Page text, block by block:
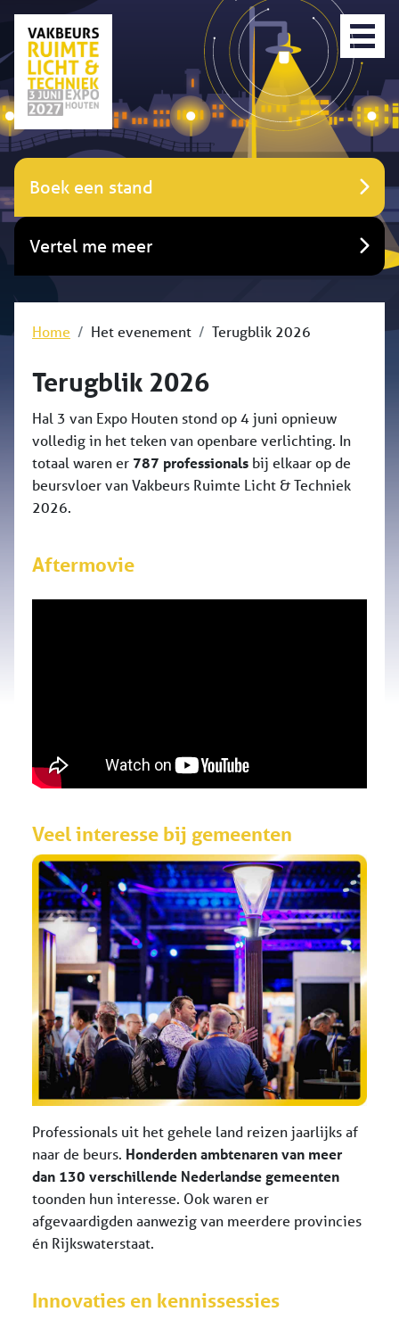
Boek een stand
Vertel me meer
Home Het evenement Terugblik 2026
Terugblik 2026
Hal 3 van Expo Houten stond op 4 juni opnieuw
volledig in het teken van openbare verlichting. In
totaal waren er 787 professionals bij elkaar op de
beursvloer van Vakbeurs Ruimte Licht & Techniek
2026.
Aftermovie
Veel interesse bij gemeenten
Professionals uit het gehele land reizen jaarlijks af
naar de beurs. Honderden ambtenaren van meer
dan 130 verschillende Nederlandse gemeenten
toonden hun interesse. Ook waren er
afgevaardigden aanwezig van meerdere provincies
én Rijkswaterstaat.
Innovaties en kennissessies